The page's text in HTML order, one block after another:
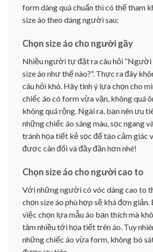
form dáng quá chuẩn thì có thể tham
size áo theo dáng người sau:
Chọn size áo cho người gầy
Nhiều người tự đặt ra câu hỏi “Người
size áo như thế nào?”. Thực ra đây
câu hỏi khó. Hãy tinh ý lựa chọn cho
chiếc áo có form vừa vặn, không quá
không quá rộng. Ngài ra, bạn nên ưu
những chiếc áo sáng màu, sọc ngang
tránh họa tiết kẻ sọc để tạo cảm giác
được cân đối và đầy đặn hơn nhé!
Chọn size áo cho người cao to
Với những người có vóc dáng cao to
chọn size áo phù hợp sẽ khá đơn
việc chọn lựa mẫu áo bạn thích mà
tâm nhiều tới họa tiết trên áo. Tuy
những chiếc áo vừa form, không bó